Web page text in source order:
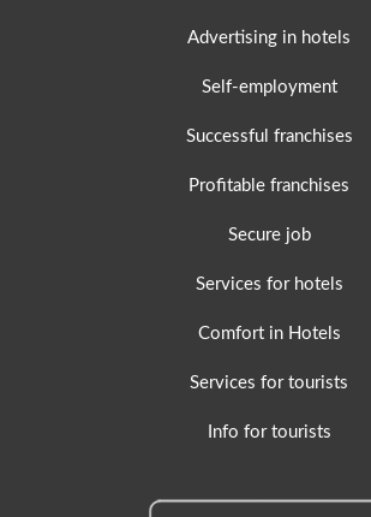
Advertising in hotels
Self-employment
Successful franchises
Profitable franchises
Secure job
Services for hotels
Comfort in Hotels
Services for tourists
Info for tourists